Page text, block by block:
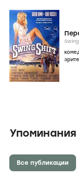
Упоминания
Все публикации